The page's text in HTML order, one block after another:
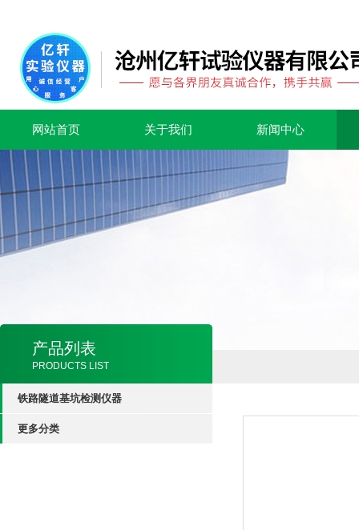
网站首页 关于我们 新闻中心
产品列表
PRODUCTS LIST
铁路隧道基坑检测仪器
更多分类